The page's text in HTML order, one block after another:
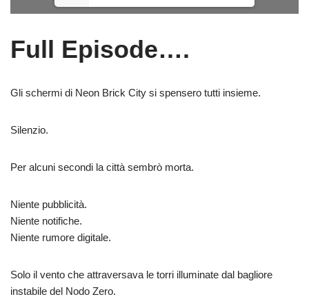
Full Episode….
Gli schermi di Neon Brick City si spensero tutti insieme.
Silenzio.
Per alcuni secondi la città sembrò morta.
Niente pubblicità.
Niente notifiche.
Niente rumore digitale.
Solo il vento che attraversava le torri illuminate dal bagliore
instabile del Nodo Zero.